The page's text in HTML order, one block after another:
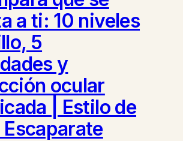
a ti: 10 niveles
5
y
ocular
| Estilo de